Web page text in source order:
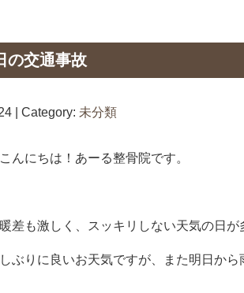
の交通事故
| Category: 未分類
んにちは！あーる整骨院です。
差も激しく、スッキリしない天気の日が
ぶりに良いお天気ですが、また明日から